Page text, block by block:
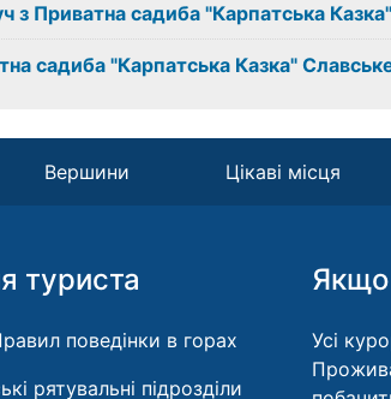
з Приватна садиба "Карпатська
садиба "Карпатська Казка"
Вершини Цікаві місця
туриста
поведінки в горах
рятувальні підрозділи
Якщо
Усі